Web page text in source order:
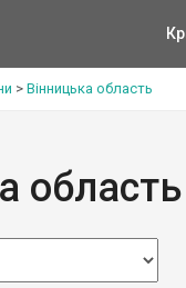
> Вінницька область
область